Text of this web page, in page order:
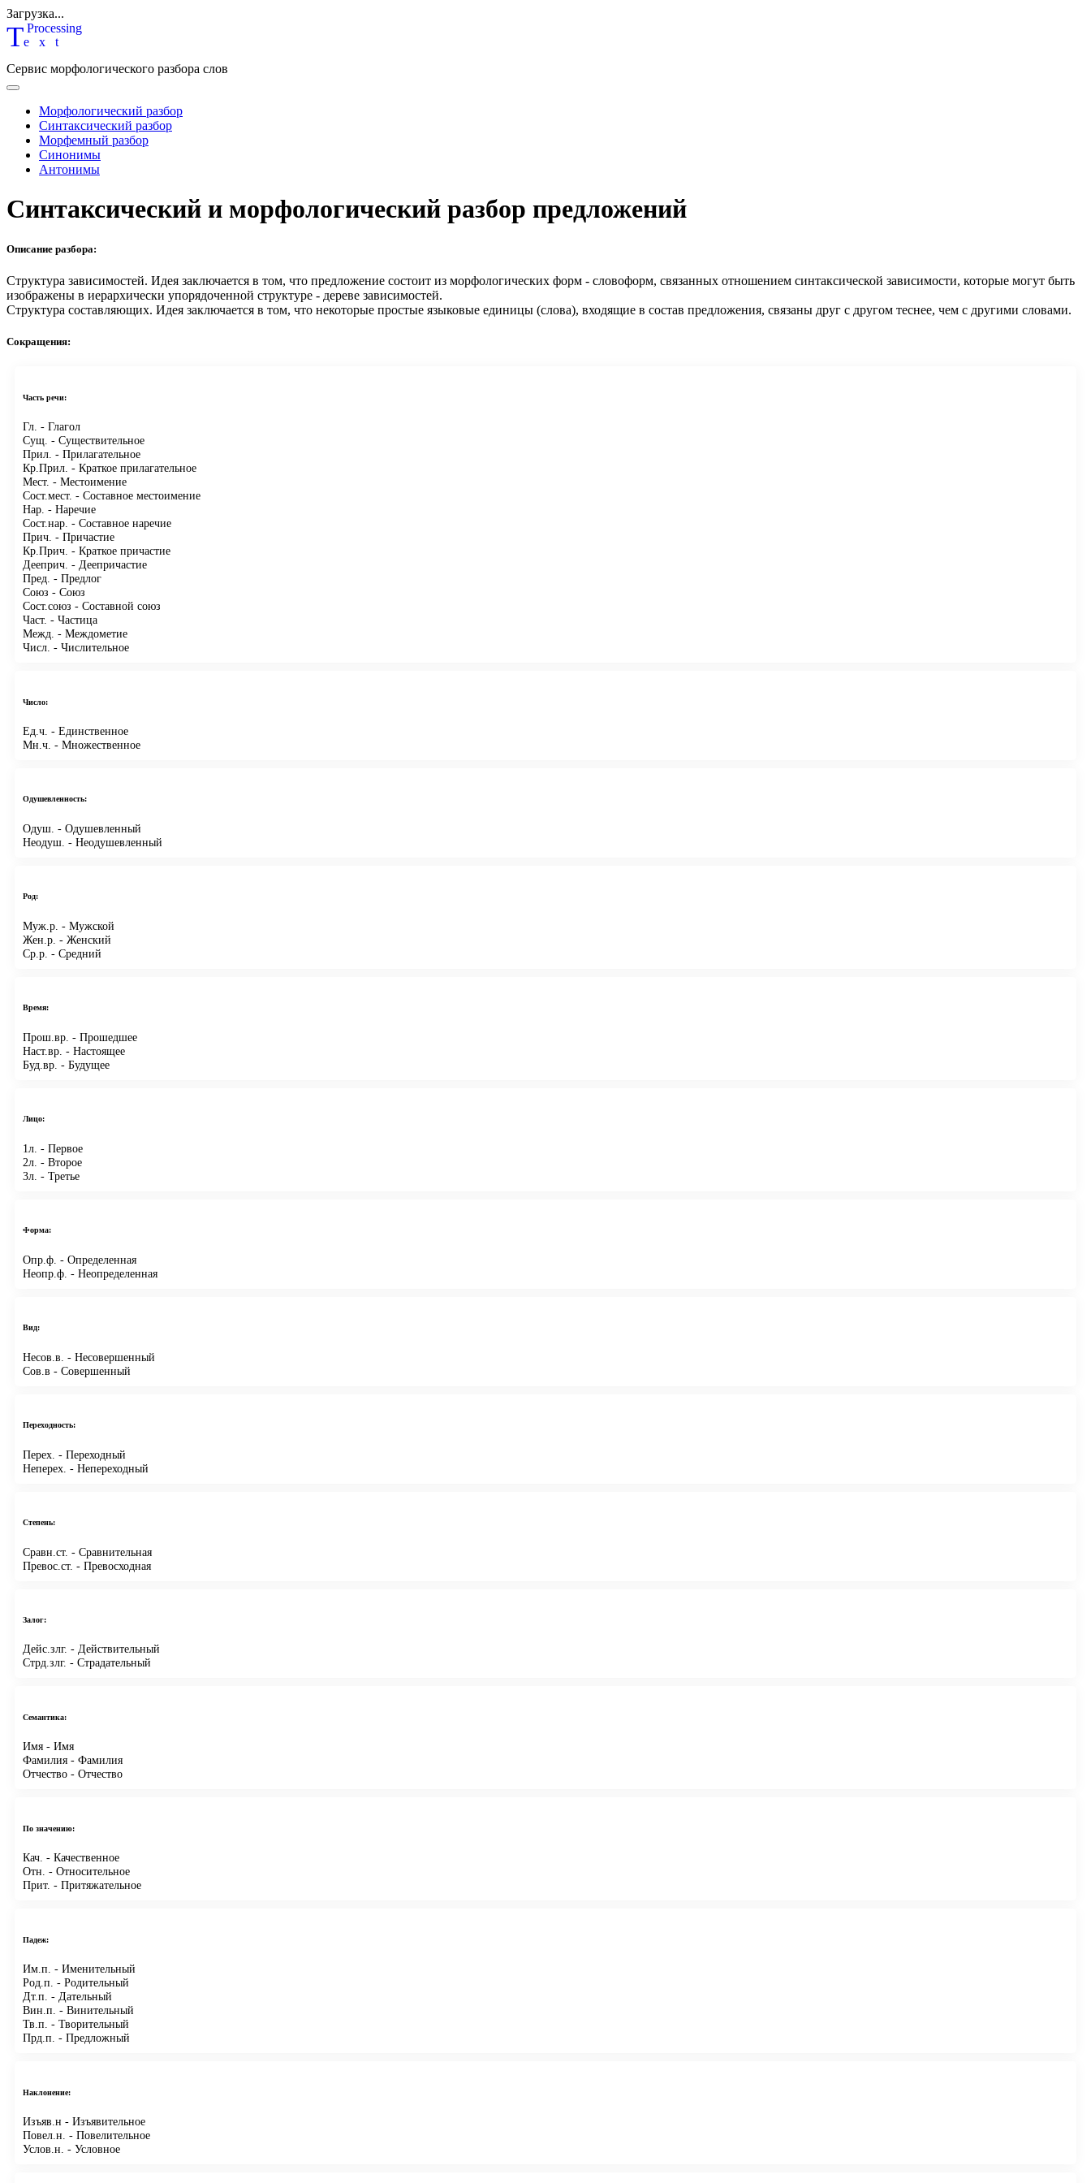
Загрузка...
Text
Processing
Сервис морфологического разбора слов
Морфологический разбор
Синтаксический разбор
Морфемный разбор
Синонимы
Антонимы
Синтаксический и морфологический разбор предложений
Описание разбора:
Структура зависимостей. Идея заключается в том, что предложение состоит из морфологических форм - словоформ, связанных отношением синтаксической зависимости, которые могут быть
изображены в иерархически упорядоченной структуре - дереве зависимостей.
Структура составляющих. Идея заключается в том, что некоторые простые языковые единицы (слова), входящие в состав предложения, связаны друг с другом теснее, чем с другими словами.
Сокращения:
Часть речи:
Гл. - Глагол
Сущ. - Существительное
Прил. - Прилагательное
Кр.Прил. - Краткое прилагательное
Мест. - Местоимение
Сост.мест. - Составное местоимение
Нар. - Наречие
Сост.нар. - Составное наречие
Прич. - Причастие
Кр.Прич. - Краткое причастие
Дееприч. - Деепричастие
Пред. - Предлог
Союз - Союз
Сост.союз - Составной союз
Част. - Частица
Межд. - Междометие
Числ. - Числительное
Число:
Ед.ч. - Единственное
Мн.ч. - Множественное
Одушевленность:
Одуш. - Одушевленный
Неодуш. - Неодушевленный
Род:
Муж.р. - Мужской
Жен.р. - Женский
Ср.р. - Средний
Время:
Прош.вр. - Прошедшее
Наст.вр. - Настоящее
Буд.вр. - Будущее
Лицо:
1л. - Первое
2л. - Второе
3л. - Третье
Форма:
Опр.ф. - Определенная
Неопр.ф. - Неопределенная
Вид:
Несов.в. - Несовершенный
Сов.в - Совершенный
Переходность:
Перех. - Переходный
Неперех. - Непереходный
Степень:
Сравн.ст. - Сравнительная
Превос.ст. - Превосходная
Залог:
Дейс.злг. - Действительный
Стрд.злг. - Страдательный
Семантика:
Имя - Имя
Фамилия - Фамилия
Отчество - Отчество
По значению:
Кач. - Качественное
Отн. - Относительное
Прит. - Притяжательное
Падеж:
Им.п. - Именительный
Род.п. - Родительный
Дт.п. - Дательный
Вин.п. - Винительный
Тв.п. - Творительный
Прд.п. - Предложный
Наклонение:
Изъяв.н - Изъявительное
Повел.н. - Повелительное
Услов.н. - Условное